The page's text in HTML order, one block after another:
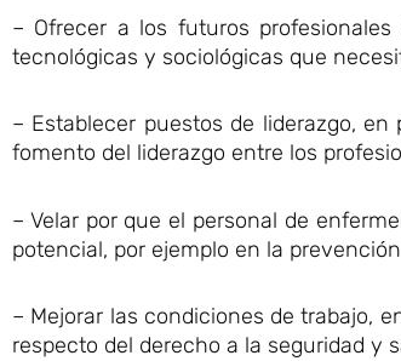
– Ofrecer a los futuros
tecnológicas y sociológicas que
– Establecer puestos de liderazgo,
fomento del liderazgo entre los
– Velar por que el personal de
potencial, por ejemplo en la
– Mejorar las condiciones de trabajo,
respecto del derecho a la seguridad y